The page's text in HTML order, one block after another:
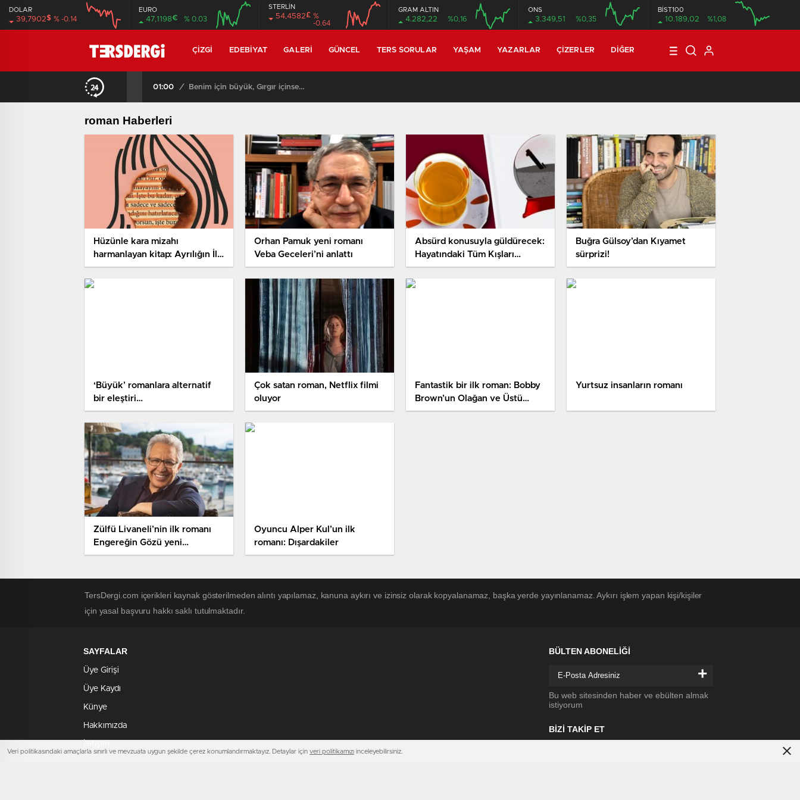
DOLAR
39,7902$ % -0.14
EURO
47,1198€ % 0.03
STERLİN
54,4582£ %
-0.64
GRAM ALTIN
4.282,22 %0,16
ONS
3.349,51 %0,35
BİST100
10.189,02 %1,08
ÇIZGI EDEBIYAT GALERI GÜNCEL TERS SORULAR YAŞAM YAZARLAR ÇIZERLER DIĞER
01:00 / Benim için büyük, Gırgır içinse…
roman Haberleri
Hüzünle kara mizahı
harmanlayan kitap: Ayrılığın İlk
Günü
Orhan Pamuk yeni romanı
Veba Geceleri’ni anlattı
Absürd konusuyla güldürecek:
Hayatındaki Tüm Kışları
Unutan Adam
Buğra Gülsoy’dan Kıyamet
sürprizi!
‘Büyük’ romanlara alternatif
bir eleştiri…
Çok satan roman, Netflix filmi
oluyor
Fantastik bir ilk roman: Bobby
Brown’un Olağan ve Üstü
Öyküsü
Yurtsuz insanların romanı
Zülfü Livaneli’nin ilk romanı
Engereğin Gözü yeni
baskısıyla
Oyuncu Alper Kul’un ilk
romanı: Dışardakiler
TersDergi.com içerikleri kaynak gösterilmeden alıntı yapılamaz, kanuna aykırı ve izinsiz olarak kopyalanamaz, başka yerde yayınlanamaz. Aykırı işlem yapan kişi/kişiler
için yasal başvuru hakkı saklı tutulmaktadır.
SAYFALAR
Üye Girişi
Üye Kaydı
Künye
Hakkımızda
BÜLTEN ABONELİĞİ
+
Bu web sitesinden haber ve ebülten almak
istiyorum
BİZİ TAKİP ET
Veri politikasındaki amaçlarla sınırlı ve mevzuata uygun şekilde çerez konumlandırmaktayız. Detaylar için veri politikamızı inceleyebilirsiniz.